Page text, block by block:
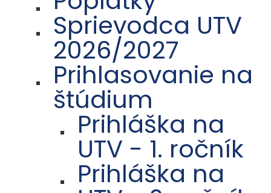
Sprievodca UTV
2026/2027
Prihlasovanie na
štúdium
Prihláška na
UTV - 1. ročník
Prihláška na